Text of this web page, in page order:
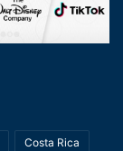
Costa Rica